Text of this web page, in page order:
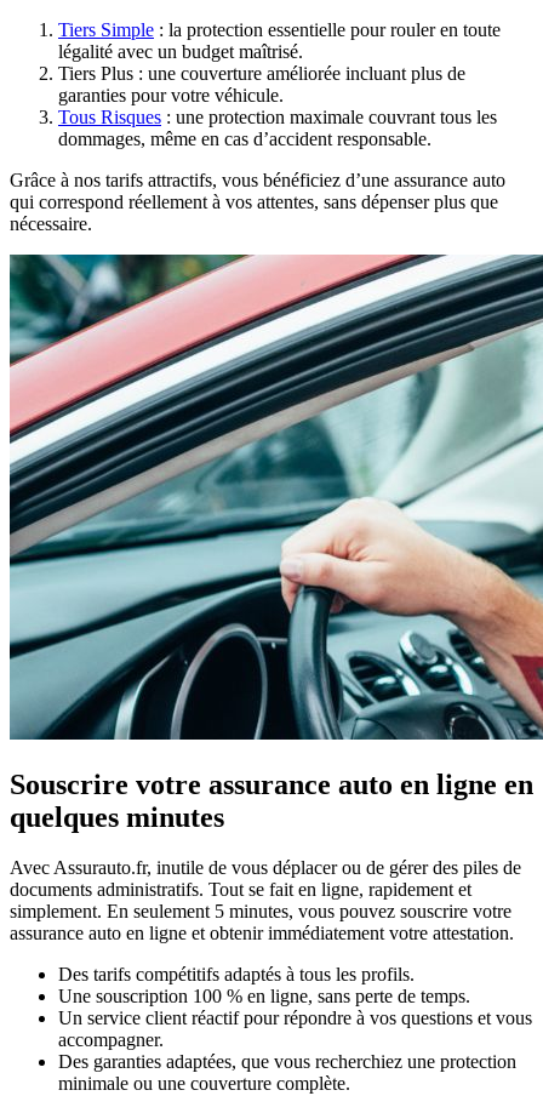
Tiers Simple : la protection essentielle pour rouler en toute
légalité avec un budget maîtrisé.
Tiers Plus : une couverture améliorée incluant plus de
garanties pour votre véhicule.
Tous Risques : une protection maximale couvrant tous les
dommages, même en cas d’accident responsable.
Grâce à nos tarifs attractifs, vous bénéficiez d’une assurance auto
qui correspond réellement à vos attentes, sans dépenser plus que
nécessaire.
Souscrire votre assurance auto en ligne en
quelques minutes
Avec Assurauto.fr, inutile de vous déplacer ou de gérer des piles de
documents administratifs. Tout se fait en ligne, rapidement et
simplement. En seulement 5 minutes, vous pouvez souscrire votre
assurance auto en ligne et obtenir immédiatement votre attestation.
Des tarifs compétitifs adaptés à tous les profils.
Une souscription 100 % en ligne, sans perte de temps.
Un service client réactif pour répondre à vos questions et vous
accompagner.
Des garanties adaptées, que vous recherchiez une protection
minimale ou une couverture complète.